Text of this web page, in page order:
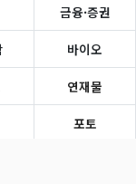
금융·증권
바이오
연재물
포토